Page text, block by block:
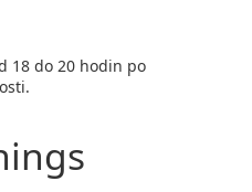
18 do 20 hodin po